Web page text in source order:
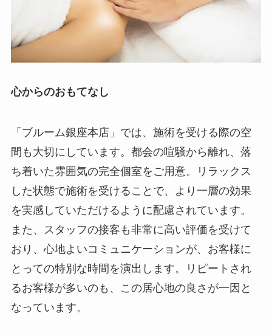
心からのおもてなし
「ブルーム銀座本店」では、施術を受ける際の空
間も大切にしています。都会の喧騒から離れ、落
ち着いた雰囲気の完全個室をご用意。リラックス
した状態で施術を受けることで、より一層の効果
を実感していただけるように配慮されています。
また、スタッフの接客も非常に高い評価を受けて
おり、心地よいコミュニケーションが、お客様に
とっての特別な時間を演出します。リピートされ
るお客様が多いのも、この居心地の良さが一因と
なっています。